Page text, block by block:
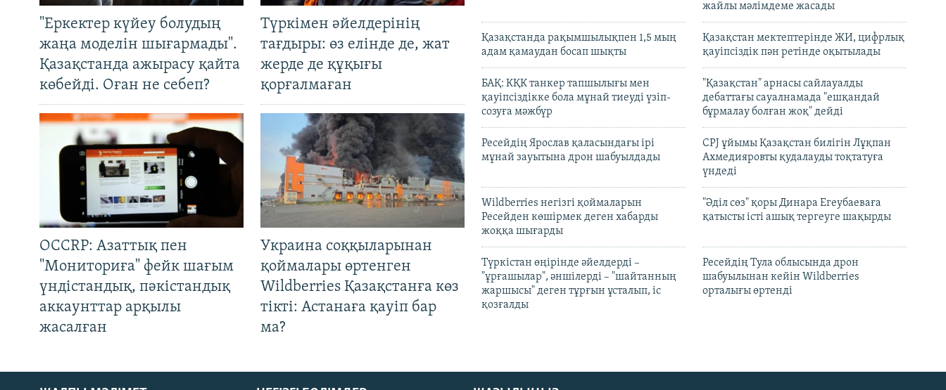
"Еркектер күйеу болудың
жаңа моделін шығармады".
Қазақстанда ажырасу қайта
көбейді. Оған не себеп?
Түркімен әйелдерінің
тағдыры: өз елінде де, жат
жерде де құқығы
қорғалмаған
OCCRP: Азаттық пен
"Мониториға" фейк шағым
үндістандық, пәкістандық
аккаунттар арқылы
жасалған
Украина соққыларынан
қоймалары өртенген
Wildberries Қазақстанға көз
тікті: Астанаға қауіп бар
ма?
жайлы мәлімдеме жасады
Қазақстанда рақымшылықпен 1,5 мың
адам қамаудан босап шықты
Қазақстан мектептерінде ЖИ, цифрлық
қауіпсіздік пән ретінде оқытылады
БАҚ: КҚК танкер тапшылығы мен
қауіпсіздікке бола мұнай тиеуді үзіп-
созуға мәжбүр
"Қазақстан" арнасы сайлауалды
дебаттағы сауалнамада "ешқандай
бұрмалау болған жоқ" дейді
Ресейдің Ярослав қаласындағы ірі
мұнай зауытына дрон шабуылдады
CPJ ұйымы Қазақстан билігін Лұқпан
Ахмедияровты қудалауды тоқтатуға
үндеді
Wildberries негізгі қоймаларын
Ресейден көшірмек деген хабарды
жоққа шығарды
"Әділ сөз" қоры Динара Егеубаеваға
қатысты істі ашық тергеуге шақырды
Түркістан өңірінде әйелдерді –
"ұрғашылар", әншілерді – "шайтанның
жаршысы" деген тұрғын ұсталып, іс
қозғалды
Ресейдің Тула облысында дрон
шабуылынан кейін Wildberries
орталығы өртенді